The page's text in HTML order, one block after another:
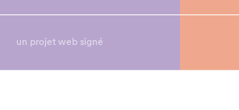
un projet web signé